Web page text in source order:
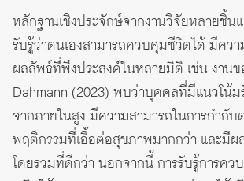
หลักฐานเชิงประจักษ์จากงานวิจัยหลายชิ้น
รับรู้ว่าตนเองสามารถควบคุมชีวิตได้ มีคว
ผลลัพธ์ที่พึงประสงค์ในหลายมิติ เช่น งานข
Dahmann (2023) พบว่าบุคคลที่มีแนวโน้
จากภายในสูง มีความสามารถในการกำกับ
พฤติกรรมที่เอื้อต่อสุขภาพมากกว่า และมี
โดยรวมที่ดีกว่า นอกจากนี้ การรับรู้การคว